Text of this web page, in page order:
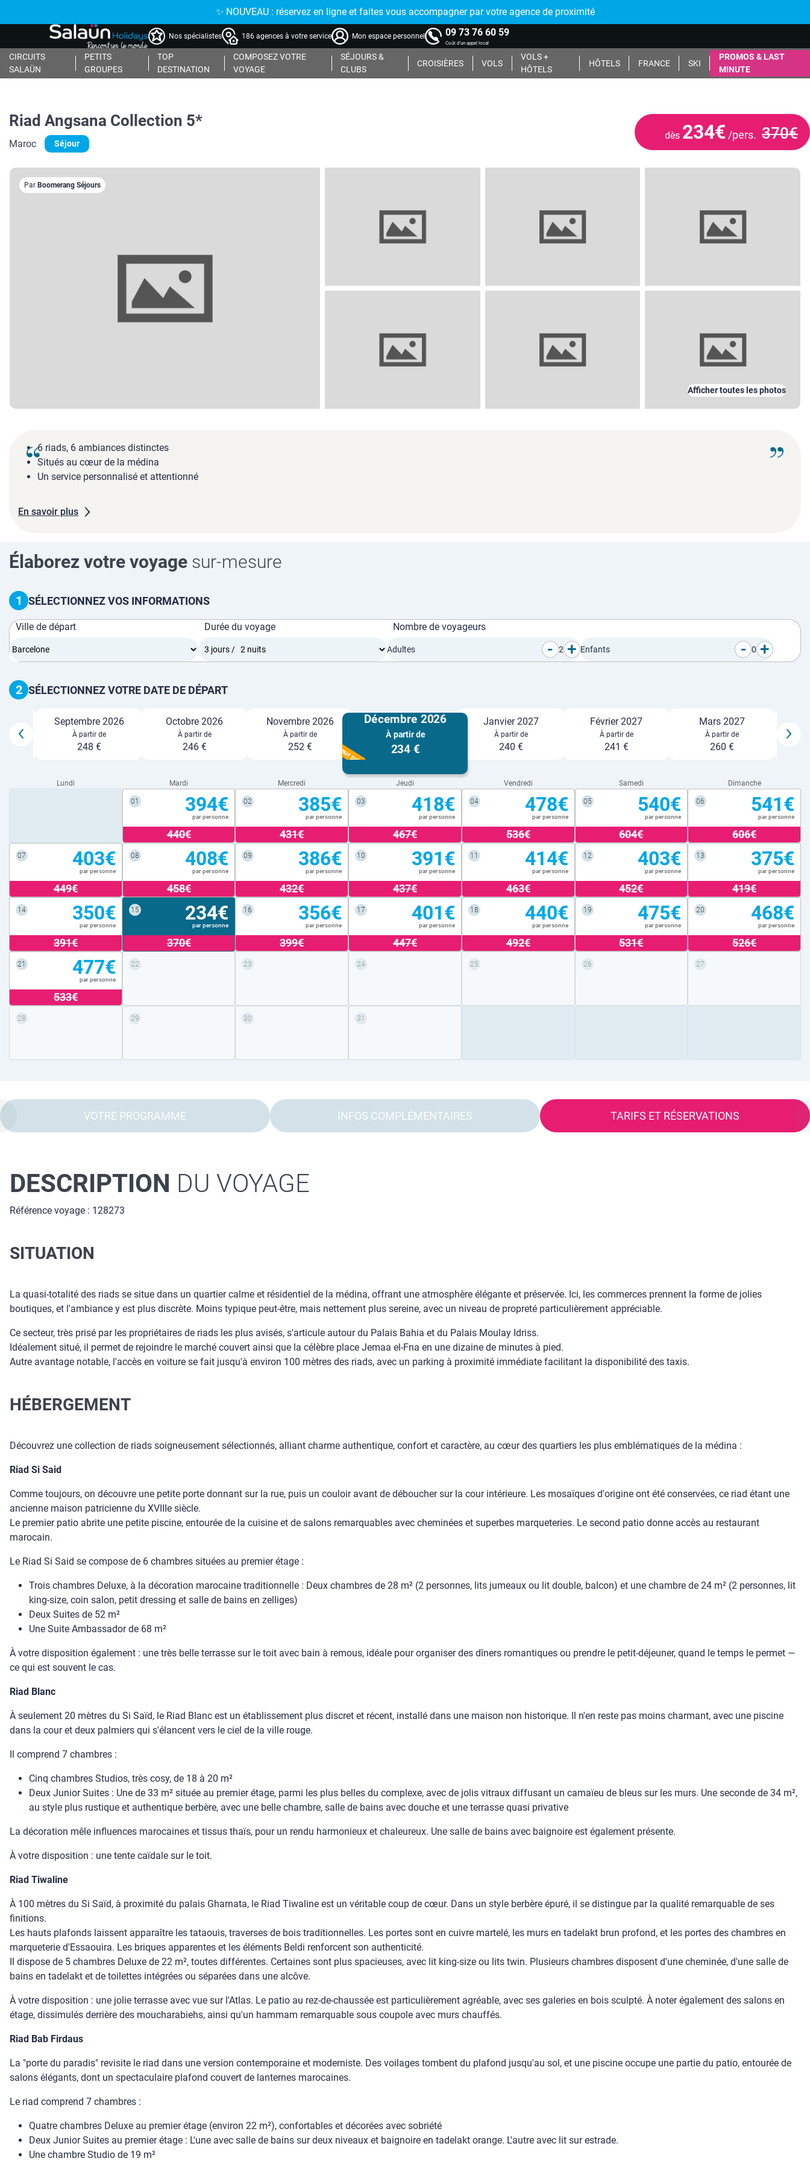
✨ NOUVEAU : réservez en ligne et faites vous accompagner par votre agence de proximité
Nos spécialistes 186 agences à votre service Mon espace personnel 09 73 76 60 59
Coût d'un appel local
CIRCUITS
SALAÜN
PETITS
GROUPES
TOP
DESTINATION
COMPOSEZ VOTRE
VOYAGE
SÉJOURS &
CLUBS
CROISIÈRES VOLS
VOLS +
HÔTELS
HÔTELS FRANCE SKI
PROMOS & LAST
MINUTE
dès 234€ /pers. 370€
Riad Angsana Collection 5*
Maroc Séjour
Afficher toutes les photos
Par Boomerang Séjours
6 riads, 6 ambiances distinctes
Situés au cœur de la médina
Un service personnalisé et attentionné
En savoir plus
Élaborez votre voyage sur-mesure
1 SÉLECTIONNEZ VOS INFORMATIONS
Ville de départ Durée du voyage Nombre de voyageurs
Adultes - 2 + Enfants - 0 +
2 SÉLECTIONNEZ VOTRE DATE DE DÉPART
Septembre 2026
À partir de
248 €
Octobre 2026
À partir de
246 €
Novembre 2026
À partir de
252 €
Décembre 2026
À partir de
234 €
Meilleur prix
Janvier 2027
À partir de
240 €
Février 2027
À partir de
241 €
Mars 2027
À partir de
260 €
Lundi Mardi Mercredi Jeudi Vendredi Samedi Dimanche
01 394€
par personne
440€
02 385€
par personne
431€
03 418€
par personne
467€
04 478€
par personne
536€
05 540€
par personne
604€
06 541€
par personne
606€
07 403€
par personne
449€
08 408€
par personne
458€
09 386€
par personne
432€
10 391€
par personne
437€
11 414€
par personne
463€
12 403€
par personne
452€
13 375€
par personne
419€
14 350€
par personne
391€
15 234€
par personne
370€
16 356€
par personne
399€
17 401€
par personne
447€
18 440€
par personne
492€
19 475€
par personne
531€
20 468€
par personne
526€
21 477€
par personne
533€
22 23 24 25 26 27
28 29 30 31
VOTRE PROGRAMME INFOS COMPLÉMENTAIRES TARIFS ET RÉSERVATIONS
DESCRIPTION DU VOYAGE
Référence voyage : 128273
SITUATION
La quasi-totalité des riads se situe dans un quartier calme et résidentiel de la médina, offrant une atmosphère élégante et préservée. Ici, les commerces prennent la forme de jolies
boutiques, et l'ambiance y est plus discrète. Moins typique peut-être, mais nettement plus sereine, avec un niveau de propreté particulièrement appréciable.
Ce secteur, très prisé par les propriétaires de riads les plus avisés, s'articule autour du Palais Bahia et du Palais Moulay Idriss.
Idéalement situé, il permet de rejoindre le marché couvert ainsi que la célèbre place Jemaa el-Fna en une dizaine de minutes à pied.
Autre avantage notable, l'accès en voiture se fait jusqu'à environ 100 mètres des riads, avec un parking à proximité immédiate facilitant la disponibilité des taxis.
HÉBERGEMENT
Découvrez une collection de riads soigneusement sélectionnés, alliant charme authentique, confort et caractère, au cœur des quartiers les plus emblématiques de la médina :
Riad Si Said
Comme toujours, on découvre une petite porte donnant sur la rue, puis un couloir avant de déboucher sur la cour intérieure. Les mosaïques d'origine ont été conservées, ce riad étant une
ancienne maison patricienne du XVIIIe siècle.
Le premier patio abrite une petite piscine, entourée de la cuisine et de salons remarquables avec cheminées et superbes marqueteries. Le second patio donne accès au restaurant
marocain.
Le Riad Si Said se compose de 6 chambres situées au premier étage :
Trois chambres Deluxe, à la décoration marocaine traditionnelle : Deux chambres de 28 m² (2 personnes, lits jumeaux ou lit double, balcon) et une chambre de 24 m² (2 personnes, lit
king-size, coin salon, petit dressing et salle de bains en zelliges)
Deux Suites de 52 m²
Une Suite Ambassador de 68 m²
À votre disposition également : une très belle terrasse sur le toit avec bain à remous, idéale pour organiser des dîners romantiques ou prendre le petit-déjeuner, quand le temps le permet —
ce qui est souvent le cas.
Riad Blanc
À seulement 20 mètres du Si Saïd, le Riad Blanc est un établissement plus discret et récent, installé dans une maison non historique. Il n'en reste pas moins charmant, avec une piscine
dans la cour et deux palmiers qui s'élancent vers le ciel de la ville rouge.
Il comprend 7 chambres :
Cinq chambres Studios, très cosy, de 18 à 20 m²
Deux Junior Suites : Une de 33 m² située au premier étage, parmi les plus belles du complexe, avec de jolis vitraux diffusant un camaïeu de bleus sur les murs. Une seconde de 34 m²,
au style plus rustique et authentique berbère, avec une belle chambre, salle de bains avec douche et une terrasse quasi privative
La décoration mêle influences marocaines et tissus thaïs, pour un rendu harmonieux et chaleureux. Une salle de bains avec baignoire est également présente.
À votre disposition : une tente caïdale sur le toit.
Riad Tiwaline
À 100 mètres du Si Saïd, à proximité du palais Gharnata, le Riad Tiwaline est un véritable coup de cœur. Dans un style berbère épuré, il se distingue par la qualité remarquable de ses
finitions.
Les hauts plafonds laissent apparaître les tataouis, traverses de bois traditionnelles. Les portes sont en cuivre martelé, les murs en tadelakt brun profond, et les portes des chambres en
marqueterie d'Essaouira. Les briques apparentes et les éléments Beldi renforcent son authenticité.
Il dispose de 5 chambres Deluxe de 22 m², toutes différentes. Certaines sont plus spacieuses, avec lit king-size ou lits twin. Plusieurs chambres disposent d'une cheminée, d'une salle de
bains en tadelakt et de toilettes intégrées ou séparées dans une alcôve.
À votre disposition : une jolie terrasse avec vue sur l'Atlas. Le patio au rez-de-chaussée est particulièrement agréable, avec ses galeries en bois sculpté. À noter également des salons en
étage, dissimulés derrière des moucharabiehs, ainsi qu'un hammam remarquable sous coupole avec murs chauffés.
Riad Bab Firdaus
La "porte du paradis" revisite le riad dans une version contemporaine et moderniste. Des voilages tombent du plafond jusqu'au sol, et une piscine occupe une partie du patio, entourée de
salons élégants, dont un spectaculaire plafond couvert de lanternes marocaines.
Le riad comprend 7 chambres :
Quatre chambres Deluxe au premier étage (environ 22 m²), confortables et décorées avec sobriété
Deux Junior Suites au premier étage : L'une avec salle de bains sur deux niveaux et baignoire en tadelakt orange. L'autre avec lit sur estrade.
Une chambre Studio de 19 m²